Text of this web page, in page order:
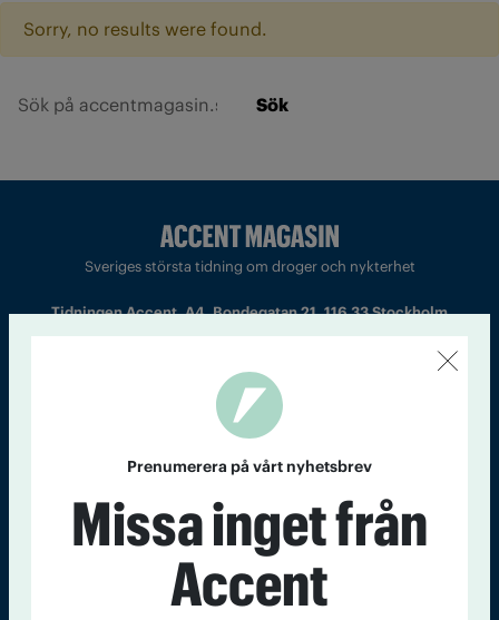
Sorry, no results were found.
Sök
Sveriges största tidning om droger och nykterhet
Tidningen Accent, A4, Bondegatan 21, 116 33 Stockholm
Chefredaktör och ansvarig utgivare: Barbro Janson Lundkvist,
barbro@a4.se.
Kontakt Om Tidningen Tidningsarkiv In English
Läs tidigare
Prenumerera på vårt nyhetsbrev
Missa inget från
Accent